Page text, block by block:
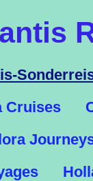
Cruises